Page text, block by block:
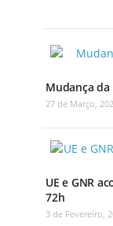
Mudança
27 de Março,
UE e GNR
72h
3 de Fevereiro,